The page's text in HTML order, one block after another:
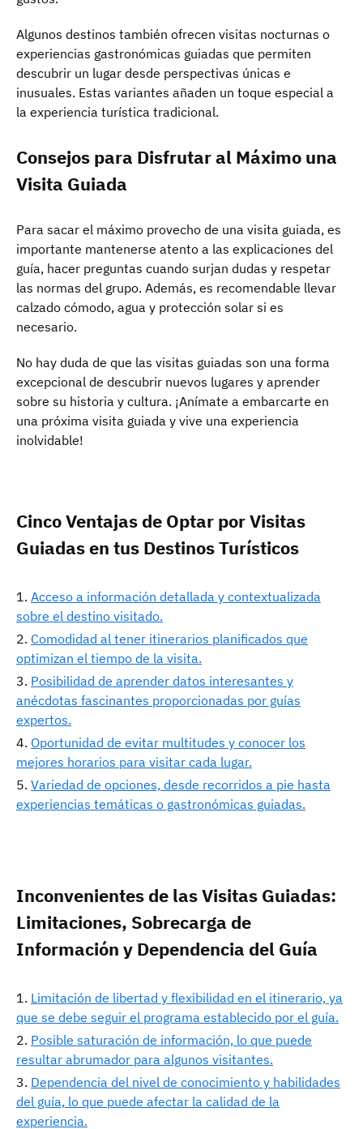
Algunos destinos también ofrecen visitas nocturnas o
experiencias gastronómicas guiadas que permiten
descubrir un lugar desde perspectivas únicas e
inusuales. Estas variantes añaden un toque especial a
la experiencia turística tradicional.
Consejos para Disfrutar al Máximo una
Visita Guiada
Para sacar el máximo provecho de una visita guiada, es
importante mantenerse atento a las explicaciones del
guía, hacer preguntas cuando surjan dudas y respetar
las normas del grupo. Además, es recomendable llevar
calzado cómodo, agua y protección solar si es
necesario.
No hay duda de que las visitas guiadas son una forma
excepcional de descubrir nuevos lugares y aprender
sobre su historia y cultura. ¡Anímate a embarcarte en
una próxima visita guiada y vive una experiencia
inolvidable!
Cinco Ventajas de Optar por Visitas
Guiadas en tus Destinos Turísticos
Acceso a información detallada y contextualizada
sobre el destino visitado.
Comodidad al tener itinerarios planificados que
optimizan el tiempo de la visita.
Posibilidad de aprender datos interesantes y
anécdotas fascinantes proporcionadas por guías
expertos.
Oportunidad de evitar multitudes y conocer los
mejores horarios para visitar cada lugar.
Variedad de opciones, desde recorridos a pie hasta
experiencias temáticas o gastronómicas guiadas.
Inconvenientes de las Visitas Guiadas:
Limitaciones, Sobrecarga de
Información y Dependencia del Guía
Limitación de libertad y flexibilidad en el itinerario, ya
que se debe seguir el programa establecido por el guía.
Posible saturación de información, lo que puede
resultar abrumador para algunos visitantes.
Dependencia del nivel de conocimiento y habilidades
del guía, lo que puede afectar la calidad de la
experiencia.